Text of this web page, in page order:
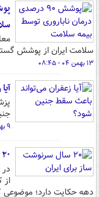
سلامت ایران از پوشش
۱۳ بهمن ۰۴ - ۰۸:۴۵
۹ بهمن ۰۴ - ۰۷:۰۷
۲۰ سال سرنوشت ساز برای ایران
دهه حکایت دارد؛ موضوعی